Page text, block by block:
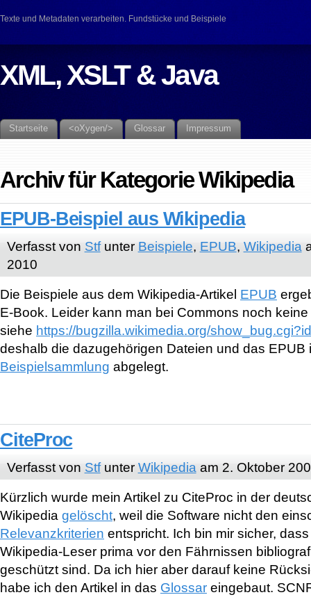
Texte und Metadaten verarbeiten. Fundstücke und Beispiele
XML, XSLT & Java
Startseite <oXygen/> Glossar Impressum
Archiv für Kategorie Wikipedia
EPUB-Beispiel aus Wikipedia
Verfasst von Stfunter Beispiele, EPUB, Wikipedia
2010
Die Beispiele aus dem Wikipedia-Artikel EPUB
E-Book. Leider kann man bei Commons noch
siehe https://bugzilla.wikimedia.org/
deshalb die dazugehörigen Dateien und das EPUB
Beispielsammlung abgelegt.
CiteProc
Verfasst von Stfunter Wikipediaam 2. Oktober
Kürzlich wurde mein Artikel zu CiteProc in der
Wikipedia gelöscht, weil die Software nicht den
Relevanzkriterien entspricht. Ich bin mir sicher,
Wikipedia-Leser prima vor den Fährnissen
geschützt sind. Da ich hier aber darauf keine
habe ich den Artikel in das Glossar eingebaut.